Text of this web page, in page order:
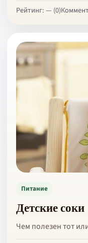
Рейтинг: — (0)
Питание
Детские соки
Чем полезен тот